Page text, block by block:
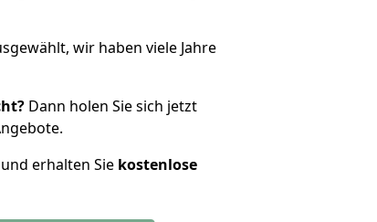
wir haben viele Jahre
Dann holen Sie sich jetzt
erhalten Sie kostenlose